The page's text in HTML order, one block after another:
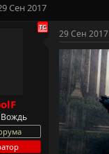
Сен 2017
29 Сен 2017